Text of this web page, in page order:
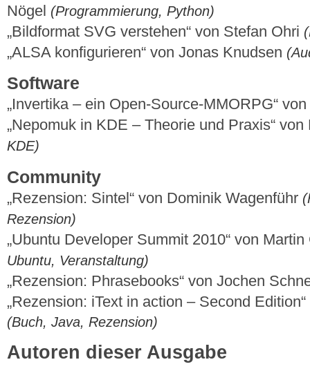
Nögel (Programmierung, Python)
„Bildformat SVG verstehen“ von Stefan Ohri
„ALSA konfigurieren“ von Jonas Knudsen
Software
„Invertika – ein Open-Source-MMORPG“
„Nepomuk in KDE – Theorie und Praxis“
KDE)
Community
„Rezension: Sintel“ von Dominik Wagenführ
Rezension)
„Ubuntu Developer Summit 2010“ von
Ubuntu, Veranstaltung)
„Rezension: Phrasebooks“ von Jochen
„Rezension: iText in action – Second
(Buch, Java, Rezension)
Autoren dieser Ausgabe